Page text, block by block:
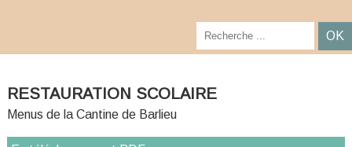
RESTAURATION SCOLAIRE
Menus de la Cantine de Barlieu